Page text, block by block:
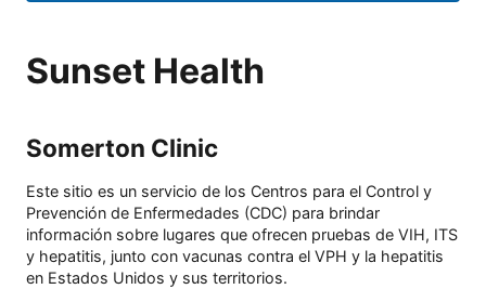
Sunset Health
Somerton Clinic
Este sitio es un servicio de los Centros para el Control y
Prevención de Enfermedades (CDC) para brindar
información sobre lugares que ofrecen pruebas de VIH, ITS
y hepatitis, junto con vacunas contra el VPH y la hepatitis
en Estados Unidos y sus territorios.